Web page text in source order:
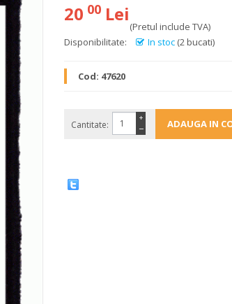
20 00 Lei
(Pretul include TVA)
Disponibilitate:
In stoc (2 bucati)
Cod: 47620
Cantitate: −
+